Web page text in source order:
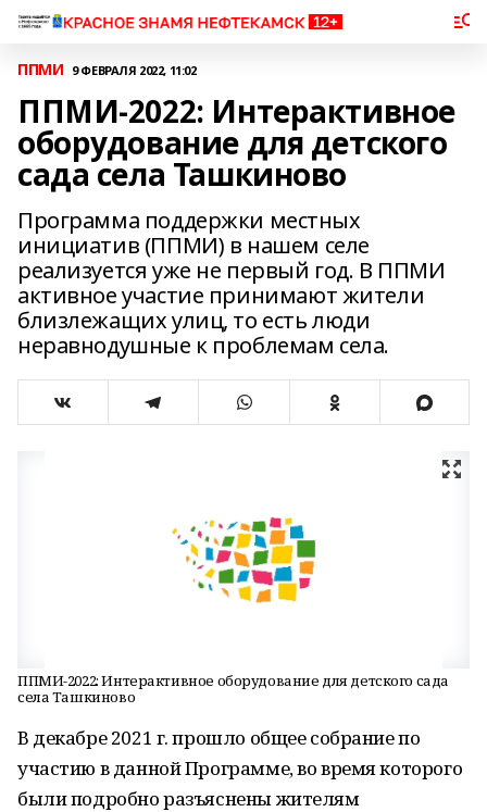
ППМИ 9 ФЕВРАЛЯ 2022, 11:02
ППМИ-2022: Интерактивное
оборудование для детского
сада села Ташкиново
Программа поддержки местных
инициатив (ППМИ) в нашем селе
реализуется уже не первый год. В ППМИ
активное участие принимают жители
близлежащих улиц, то есть люди
неравнодушные к проблемам села.
ППМИ-2022: Интерактивное оборудование для детского сада
села Ташкиново
В декабре 2021 г. прошло общее собрание по
участию в данной Программе, во время которого
были подробно разъяснены жителям